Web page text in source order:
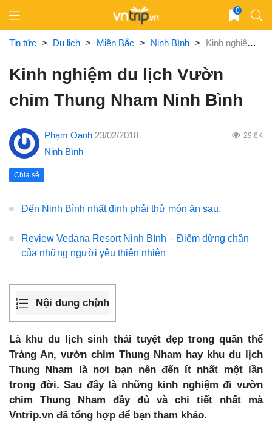
content
0
Tin tức > Du lịch > Miền Bắc > Ninh Bình > Kinh nghiệm du lịch Vườn chim Thung Nham Ninh Bình
Kinh nghiệm du lịch Vườn
chim Thung Nham Ninh Bình
Phạm Oanh 23/02/2018 29.6K
Ninh Bình
Chia sẻ
Đến Ninh Bình nhất định phải thử món ăn sau.
Review Vedana Resort Ninh Bình – Điểm dừng chân
của những người yêu thiên nhiên
Nội dung chính
Là khu du lịch sinh thái tuyệt đẹp trong quần thể
Tràng An, vườn chim Thung Nham hay khu du lịch
Thung Nham là nơi bạn nên đến ít nhất một lần
trong đời. Sau đây là những kinh nghiệm đi vườn
chim Thung Nham đầy đủ và chi tiết nhất mà
Vntrip.vn đã tổng hợp để bạn tham khảo.